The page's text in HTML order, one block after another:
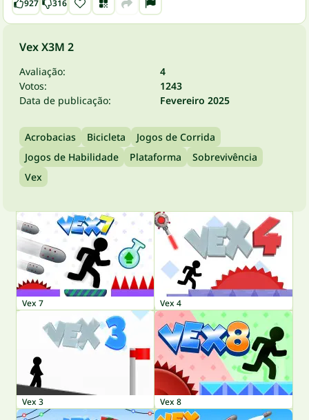
927 316
Vex X3M 2
Avaliação:
4
Votos:
1243
Data de publicação:
Fevereiro 2025
Acrobacias Bicicleta
Jogos de Corrida
Jogos de Habilidade
Plataforma
Sobrevivência
Vex
Vex 7 Vex 4
Vex 3 Vex 8